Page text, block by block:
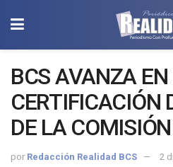
BCS AVANZA
CERTIFICACIÓN
DE LA
BÚSQUEDA
por Redacción Realidad BCS 2